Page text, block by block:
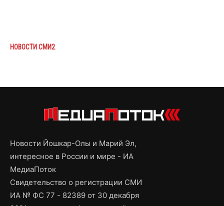
НОВОСТИ СМИ2
Новости Йошкар-Олы и Марий Эл,
интересное в России и мире - ИА
МедиаПоток
Свидетельство о регистрации СМИ
ИА № ФС 77 - 82389 от 30 декабря